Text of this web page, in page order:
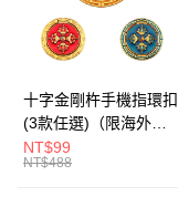
運送方式
海外國際空運
十字金剛杵手機指環扣
(3款任選)（限海外直
購）Ring Holder
NT$99
NT$488